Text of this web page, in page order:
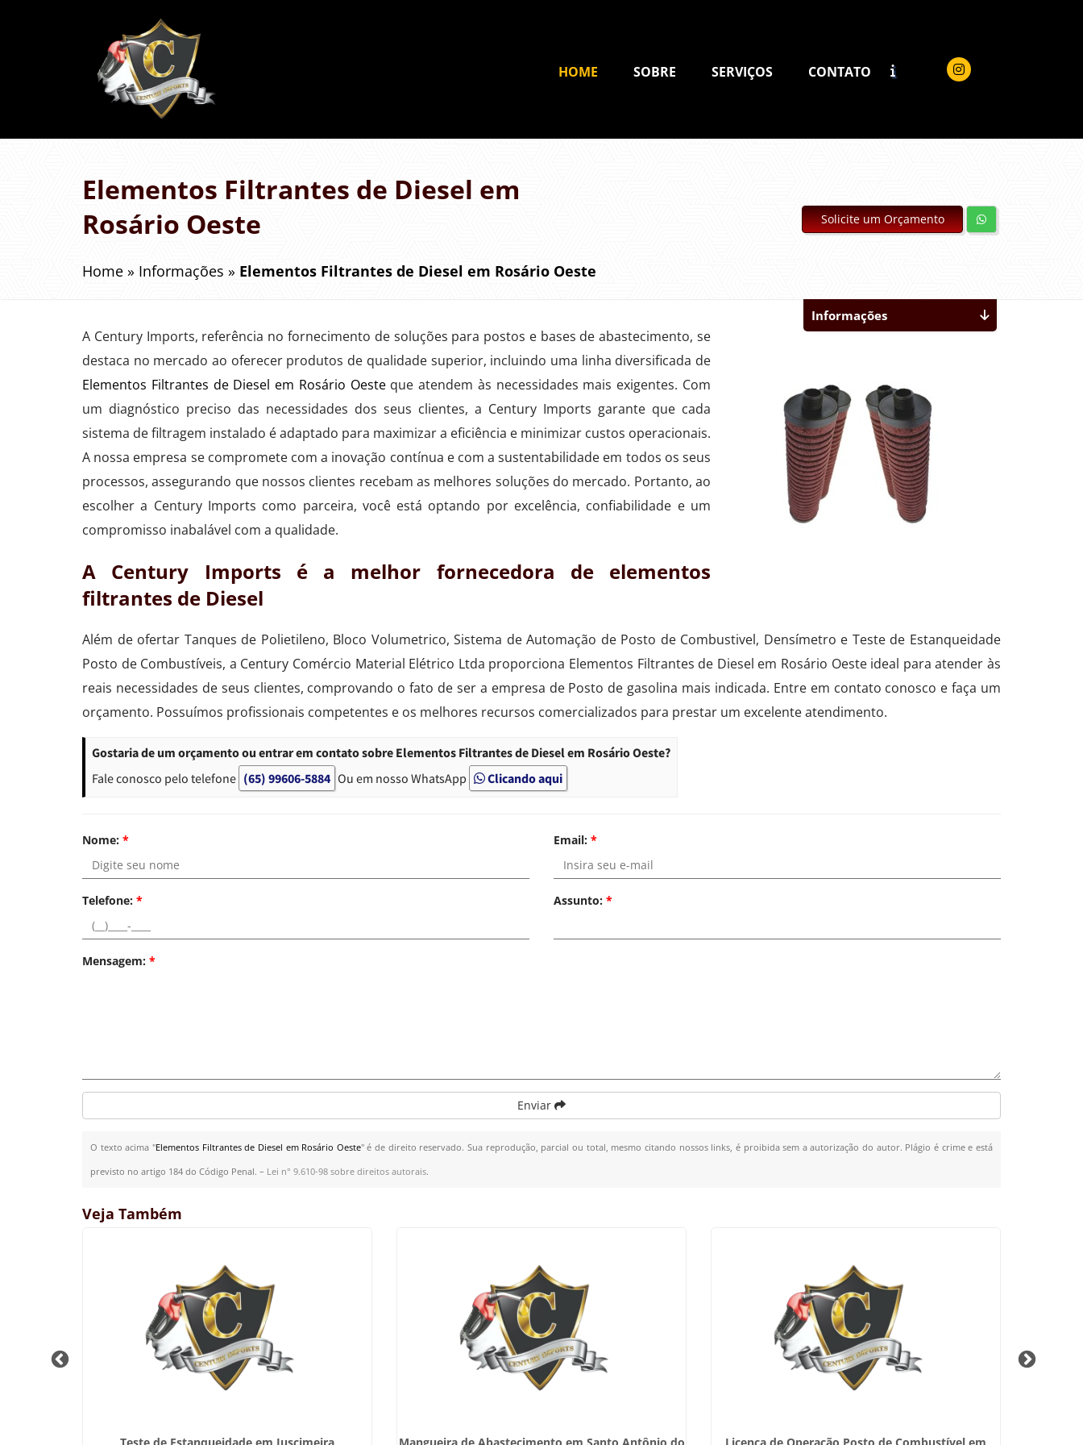
HOME SOBRE SERVIÇOS CONTATO
Elementos Filtrantes de Diesel em
Rosário Oeste
Home » Informações » Elementos Filtrantes de Diesel em Rosário Oeste
Solicite um Orçamento
A Century Imports, referência no fornecimento de soluções para postos e bases de abastecimento, se
destaca no mercado ao oferecer produtos de qualidade superior, incluindo uma linha diversificada de
Elementos Filtrantes de Diesel em Rosário Oesteque atendem às necessidades mais exigentes. Com
um diagnóstico preciso das necessidades dos seus clientes, a Century Imports garante que cada
sistema de filtragem instalado é adaptado para maximizar a eficiência e minimizar custos operacionais.
A nossa empresa se compromete com a inovação contínua e com a sustentabilidade em todos os seus
processos, assegurando que nossos clientes recebam as melhores soluções do mercado. Portanto, ao
escolher a Century Imports como parceira, você está optando por excelência, confiabilidade e um
compromisso inabalável com a qualidade.
A Century Imports é a melhor fornecedora de elementos
filtrantes de Diesel
Além de ofertar Tanques de Polietileno, Bloco Volumetrico, Sistema de Automação de Posto de Combustivel, Densímetro e Teste de Estanqueidade
Posto de Combustíveis, a Century Comércio Material Elétrico Ltda proporciona Elementos Filtrantes de Diesel em Rosário Oeste ideal para atender às
reais necessidades de seus clientes, comprovando o fato de ser a empresa de Posto de gasolina mais indicada. Entre em contato conosco e faça um
orçamento. Possuímos profissionais competentes e os melhores recursos comercializados para prestar um excelente atendimento.
Gostaria de um orçamento ou entrar em contato sobre Elementos Filtrantes de Diesel em Rosário Oeste?
Fale conosco pelo telefone (65) 99606-5884 Ou em nosso WhatsApp Clicando aqui
Nome: * Email: *
Telefone: * Assunto: *
Mensagem: *
Enviar
O texto acima "Elementos Filtrantes de Diesel em Rosário Oeste" é de direito reservado. Sua reprodução, parcial ou total, mesmo citando nossos links, é proibida sem a autorização do autor. Plágio é crime e está
previsto no artigo 184 do Código Penal. – Lei n° 9.610-98 sobre direitos autorais.
Informações
Veja Também
Teste de Estanqueidade em Juscimeira Mangueira de Abastecimento em Santo Antônio do Licença de Operação Posto de Combustível em